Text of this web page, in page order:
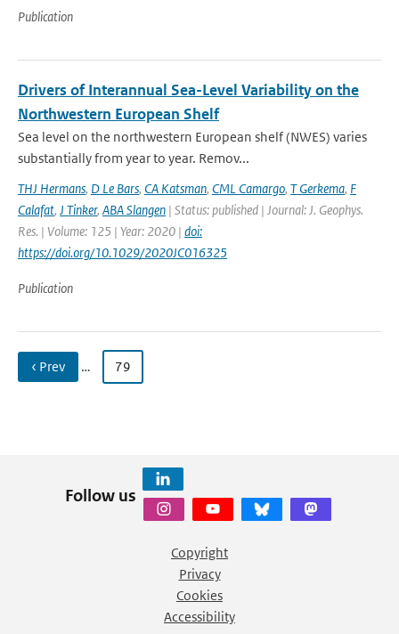
Publication
Drivers of Interannual Sea-Level Variability on the
Northwestern European Shelf
Sea level on the northwestern European shelf (NWES) varies
substantially from year to year. Remov...
THJ Hermans, D Le Bars, CA Katsman, CML Camargo, T Gerkema, F
Calafat, J Tinker, ABA Slangen | Status: published | Journal: J. Geophys.
Res. | Volume: 125 | Year: 2020 | doi:
https://doi.org/10.1029/2020JC016325
Publication
‹ Prev … 79
Follow us
Copyright
Privacy
Cookies
Accessibility